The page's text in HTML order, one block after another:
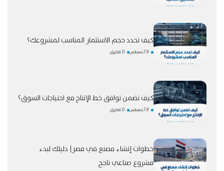
كيف تحدد حجم الاستثمار المناسب لمشروعك؟
9 أغسطس 0 تعليق
كيف تضمن توافق خط الإنتاج مع احتياجات السوق؟
9 أغسطس 0 تعليق
خطوات إنشاء مصنع في مصر| دليلك لبدء
مشروع صناعي ناجح